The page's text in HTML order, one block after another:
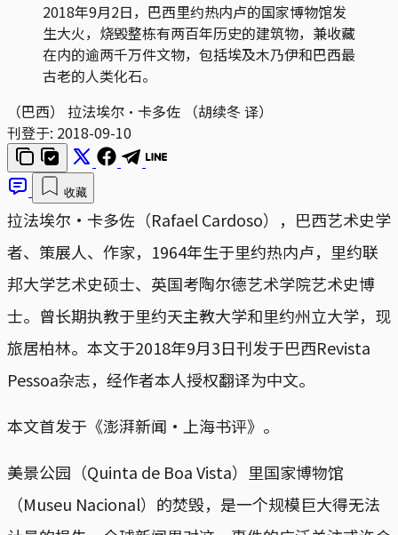
2018年9月2日，巴西里约热内卢的国家博物馆发
生大火，烧毁整栋有两百年历史的建筑物，兼收藏
在内的逾两千万件文物，包括埃及木乃伊和巴西最
古老的人类化石。
（巴西） 拉法埃尔·卡多佐 （胡续冬 译）
刊登于: 2018-09-10
收藏
拉法埃尔·卡多佐（Rafael Cardoso），巴西艺术史学
者、策展人、作家，1964年生于里约热内卢，里约联
邦大学艺术史硕士、英国考陶尔德艺术学院艺术史博
士。曾长期执教于里约天主教大学和里约州立大学，现
旅居柏林。本文于2018年9月3日刊发于巴西Revista
Pessoa杂志，经作者本人授权翻译为中文。
本文首发于《澎湃新闻·上海书评》。
美景公园（Quinta de Boa Vista）里国家博物馆
（Museu Nacional）的焚毁，是一个规模巨大得无法